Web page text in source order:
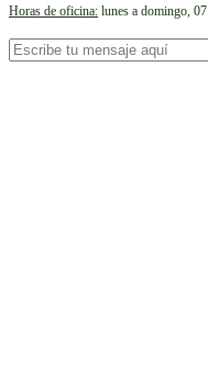
Horas de oficina: lunes a domingo,